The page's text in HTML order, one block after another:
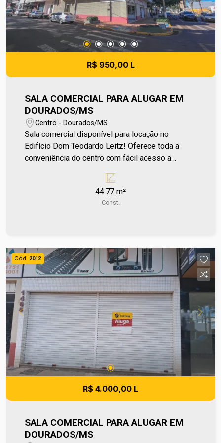
R$ 950,00 L
SALA COMERCIAL PARA ALUGAR EM
DOURADOS/MS
Centro - Dourados/MS
Sala comercial disponível para locação no
Edifício Dom Teodardo Leitz! Oferece toda a
conveniência do centro com fácil acesso a
edifício conta com várias opções de salas
comerciais, ideais para escritórios ou outros
negócios. Aproveite a oportunidade de estar em
de valores sem aviso prévio, pois são de
responsabilidade da administradora do
condomínio e prefeitura municipal. A metragem
informada é aproximada e pode apresentar
pequenas variações. Ref imv 1449
44.77 m²
Const.
Cód. 2012
R$ 4.000,00 L
SALA COMERCIAL PARA ALUGAR EM
DOURADOS/MS